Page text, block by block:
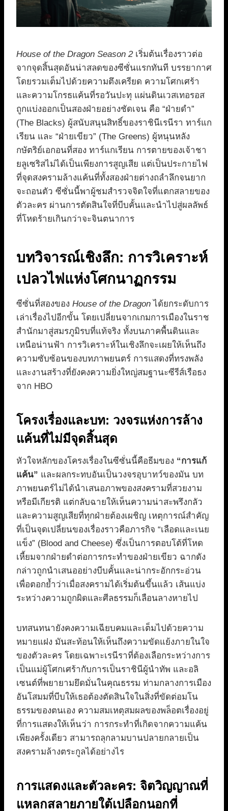
House of the Dragon Season 2เริ่มต้นเรื่องราวต่อ
จากจุดสิ้นสุดอันน่าสลดของซีซั่นแรกทันที บรรยากาศ
โดยรวมเต็มไปด้วยความตึงเครียด ความโศกเศร้า
และความโกรธแค้นที่รอวันปะทุ แผ่นดินเวสเทอรอส
ถูกแบ่งออกเป็นสองฝ่ายอย่างชัดเจน คือ “ฝ่ายดำ”
(The Blacks) ผู้สนับสนุนสิทธิ์ของราชินีเรนีรา ทาร์แก
เรียน และ “ฝ่ายเขียว” (The Greens) ผู้หนุนหลัง
กษัตริย์เอกอนที่สอง ทาร์แกเรียน การตายของเจ้าชา
ยลูเซริสไม่ได้เป็นเพียงการสูญเสีย แต่เป็นประกายไฟ
ที่จุดสงครามล้างแค้นที่ทั้งสองฝ่ายต่างถลำลึกจนยาก
จะถอนตัว ซีซั่นนี้พาผู้ชมสำรวจจิตใจที่แตกสลายของ
ตัวละคร ผ่านการตัดสินใจที่บีบคั้นและนำไปสู่ผลลัพธ์
ที่โหดร้ายเกินกว่าจะจินตนาการ
บทวิจารณ์เชิงลึก: การวิเคราะห์
เปลวไฟแห่งโศกนาฏกรรม
ซีซั่นที่สองของ House of the Dragon ได้ยกระดับการ
เล่าเรื่องไปอีกขั้น โดยเปลี่ยนจากเกมการเมืองในราช
สำนักมาสู่สมรภูมิรบที่แท้จริง ทั้งบนภาคพื้นดินและ
เหนือน่านฟ้า การวิเคราะห์ในเชิงลึกจะเผยให้เห็นถึง
ความซับซ้อนของบทภาพยนตร์ การแสดงที่ทรงพลัง
และงานสร้างที่ยังคงความยิ่งใหญ่สมฐานะซีรีส์เรือธง
จาก HBO
โครงเรื่องและบท: วงจรแห่งการล้าง
แค้นที่ไม่มีจุดสิ้นสุด
หัวใจหลักของโครงเรื่องในซีซั่นนี้คือธีมของ “การแก้
แค้น” และผลกระทบอันเป็นวงจรอุบาทว์ของมัน บท
ภาพยนตร์ไม่ได้นำเสนอภาพของสงครามที่สวยงาม
หรือมีเกียรติ แต่กลับฉายให้เห็นความน่าสะพรึงกลัว
และความสูญเสียที่ทุกฝ่ายต้องเผชิญ เหตุการณ์สำคัญ
ที่เป็นจุดเปลี่ยนของเรื่องราวคือภารกิจ “เลือดและเนย
แข็ง” (Blood and Cheese) ซึ่งเป็นการตอบโต้ที่โหด
เหี้ยมจากฝ่ายดำต่อการกระทำของฝ่ายเขียว ฉากดัง
กล่าวถูกนำเสนออย่างบีบคั้นและน่ากระอักกระอ่วน
เพื่อตอกย้ำว่าเมื่อสงครามได้เริ่มต้นขึ้นแล้ว เส้นแบ่ง
ระหว่างความถูกผิดและศีลธรรมก็เลือนลางหายไป
บทสนทนายังคงความเฉียบคมและเต็มไปด้วยความ
หมายแฝง มันสะท้อนให้เห็นถึงความขัดแย้งภายในใจ
ของตัวละคร โดยเฉพาะเรนีราที่ต้องเลือกระหว่างการ
เป็นแม่ผู้โศกเศร้ากับการเป็นราชินีผู้นำทัพ และอลิ
เซนต์ที่พยายามยึดมั่นในคุณธรรม ท่ามกลางการเมือง
อันโสมมที่บีบให้เธอต้องตัดสินใจในสิ่งที่ขัดต่อมโน
ธรรมของตนเอง ความสมเหตุสมผลของพล็อตเรื่องอยู่
ที่การแสดงให้เห็นว่า การกระทำที่เกิดจากความแค้น
เพียงครั้งเดียว สามารถลุกลามบานปลายกลายเป็น
สงครามล้างตระกูลได้อย่างไร
การแสดงและตัวละคร: จิตวิญญาณที่
แหลกสลายภายใต้เปลือกนอกที่